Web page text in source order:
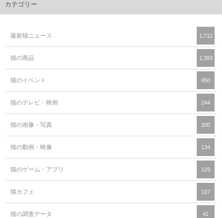
カテゴリー
最新猫ニュース 1,712
猫の商品 1,393
猫のイベント 950
猫のテレビ・映画 244
猫の画像・写真 200
猫の動画・映像 134
猫のゲーム・アプリ 129
猫カフェ 107
猫の調査データ 41